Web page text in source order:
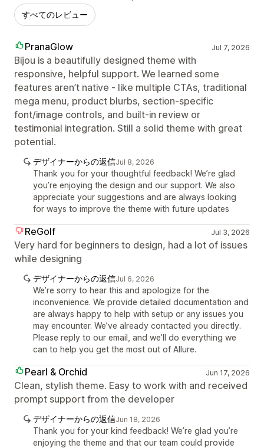
すべてのレビュー
PranaGlow Jul 7, 2026
Bijou is a beautifully designed theme with
responsive, helpful support. We learned some
features aren’t native - like multiple CTAs, traditional
mega menu, product blurbs, section‑specific
font/image controls, and built‑in review or
testimonial integration. Still a solid theme with great
potential.
デザイナーからの返信Jul 8, 2026
Thank you for your thoughtful feedback! We’re glad
you’re enjoying the design and our support. We also
appreciate your suggestions and are always looking
for ways to improve the theme with future updates
ReGolf Jul 3, 2026
Very hard for beginners to design, had a lot of issues
while designing
デザイナーからの返信Jul 6, 2026
We’re sorry to hear this and apologize for the
inconvenience. We provide detailed documentation and
are always happy to help with setup or any issues you
may encounter. We’ve already contacted you directly.
Please reply to our email, and we’ll do everything we
can to help you get the most out of Allure.
Pearl & Orchid Jun 17, 2026
Clean, stylish theme. Easy to work with and received
prompt support from the developer
デザイナーからの返信Jun 18, 2026
Thank you for your kind feedback! We’re glad you’re
enjoying the theme and that our team could provide